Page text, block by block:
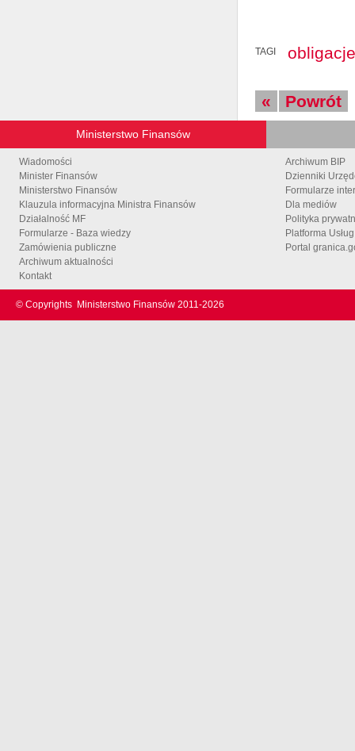
TAGI obligacje
« Powrót
Ministerstwo Finansów
Wiadomości
Minister Finansów
Ministerstwo Finansów
Klauzula informacyjna Ministra Finansów
Działalność MF
Formularze - Baza wiedzy
Zamówienia publiczne
Archiwum aktualności
Kontakt
Archiwum BIP
Dzienniki
Formularze
Dla mediów
Polityka
Platforma
Portal
© Copyrights Ministerstwo Finansów 2011-2026